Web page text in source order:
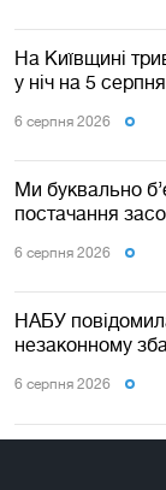
На Київщині
у ніч на 5 серпня
6 серпня 2026
Ми буквально
постачання
6 серпня 2026
НАБУ
незаконному
6 серпня 2026